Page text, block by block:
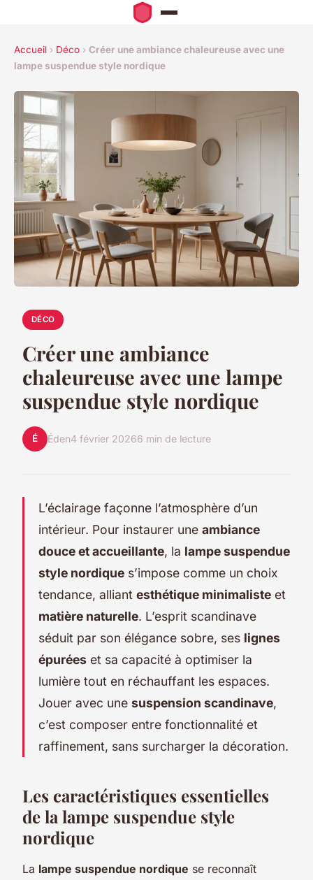
Accueil › Déco › Créer une ambiance chaleureuse avec une
lampe suspendue style nordique
DÉCO
Créer une ambiance
chaleureuse avec une lampe
suspendue style nordique
É Éden4 février 20266 min de lecture
L’éclairage façonne l’atmosphère d’un
intérieur. Pour instaurer une ambiance
douce et accueillante, la lampe suspendue
style nordique s’impose comme un choix
tendance, alliant esthétique minimaliste et
matière naturelle. L’esprit scandinave
séduit par son élégance sobre, ses lignes
épurées et sa capacité à optimiser la
lumière tout en réchauffant les espaces.
Jouer avec une suspension scandinave,
c’est composer entre fonctionnalité et
raffinement, sans surcharger la décoration.
Les caractéristiques essentielles
de la lampe suspendue style
nordique
La lampe suspendue nordique se reconnaît